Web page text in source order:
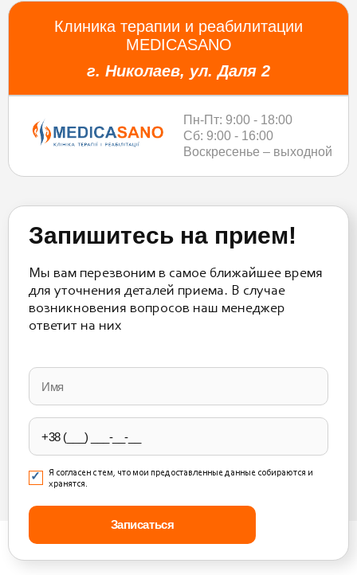
Клиника терапии и реабилитации
MEDICASANO
г. Николаев, ул. Даля 2
Пн-Пт: 9:00 - 18:00
Сб: 9:00 - 16:00
Воскресенье – выходной
Запишитесь на прием!
Мы вам перезвоним в самое ближайшее время
для уточнения деталей приема. В случае
возникновения вопросов наш менеджер
ответит на них
leave
this
field
empty.
Я согласен с тем, что мои предоставленные данные собираются и
хранятся.